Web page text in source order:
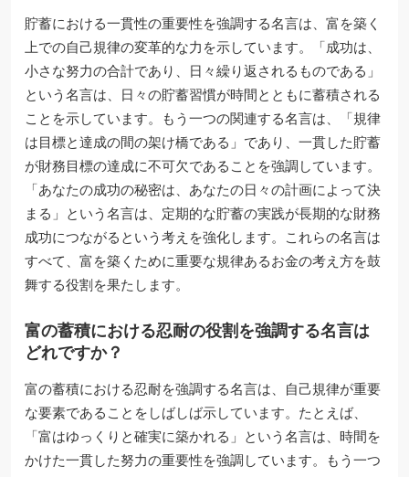
貯蓄における一貫性の重要性を強調する名言は、富を築く
上での自己規律の変革的な力を示しています。「成功は、
小さな努力の合計であり、日々繰り返されるものである」
という名言は、日々の貯蓄習慣が時間とともに蓄積される
ことを示しています。もう一つの関連する名言は、「規律
は目標と達成の間の架け橋である」であり、一貫した貯蓄
が財務目標の達成に不可欠であることを強調しています。
「あなたの成功の秘密は、あなたの日々の計画によって決
まる」という名言は、定期的な貯蓄の実践が長期的な財務
成功につながるという考えを強化します。これらの名言は
すべて、富を築くために重要な規律あるお金の考え方を鼓
舞する役割を果たします。
富の蓄積における忍耐の役割を強調する名言は
どれですか？
富の蓄積における忍耐を強調する名言は、自己規律が重要
な要素であることをしばしば示しています。たとえば、
「富はゆっくりと確実に築かれる」という名言は、時間を
かけた一貫した努力の重要性を強調しています。もう一つ